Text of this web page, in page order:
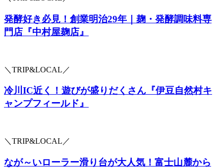
発酵好き必見！創業明治29年｜麹・発酵調味料専
門店『中村屋麹店』
＼TRIP&LOCAL／
冷川IC近く！遊びが盛りだくさん『伊豆自然村キ
ャンプフィールド』
＼TRIP&LOCAL／
なが～いローラー滑り台が大人気！富士山麓から